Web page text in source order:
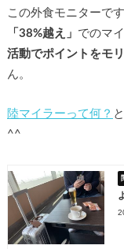
この外食モニターで
「38%越え」 でのマ
活動でポイントをモ
ん。
陸マイラーって何？
^^